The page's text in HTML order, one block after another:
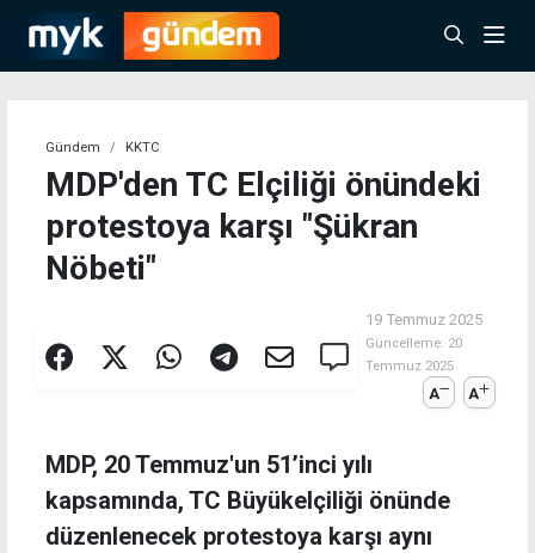
Gündem KKTC
MDP'den TC Elçiliği önündeki
protestoya karşı "Şükran
Nöbeti"
19 Temmuz 2025
Güncelleme: 20
Temmuz 2025
A A
MDP, 20 Temmuz'un 51’inci yılı
kapsamında, TC Büyükelçiliği önünde
düzenlenecek protestoya karşı aynı